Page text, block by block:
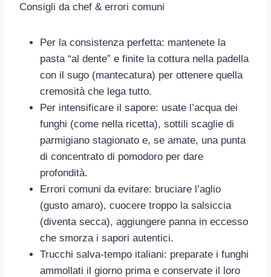
Consigli da chef & errori comuni
Per la consistenza perfetta: mantenete la
pasta “al dente” e finite la cottura nella padella
con il sugo (mantecatura) per ottenere quella
cremosità che lega tutto.
Per intensificare il sapore: usate l’acqua dei
funghi (come nella ricetta), sottili scaglie di
parmigiano stagionato e, se amate, una punta
di concentrato di pomodoro per dare
profondità.
Errori comuni da evitare: bruciare l’aglio
(gusto amaro), cuocere troppo la salsiccia
(diventa secca), aggiungere panna in eccesso
che smorza i sapori autentici.
Trucchi salva-tempo italiani: preparate i funghi
ammollati il giorno prima e conservate il loro